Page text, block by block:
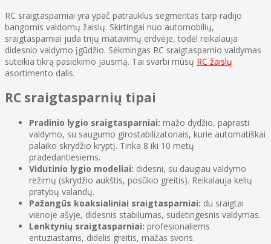
RC sraigtasparniai yra ypač patrauklus segmentas tarp radijo
bangomis valdomų žaislų. Skirtingai nuo automobilių,
sraigtasparniai juda trijų matavimų erdvėje, todėl reikalauja
didesnio valdymo įgūdžio. Sėkmingas RC sraigtasparnio valdymas
suteikia tikrą pasiekimo jausmą. Tai svarbi mūsų RC žaislų
asortimento dalis.
RC sraigtasparnių tipai
Pradinio lygio sraigtasparniai: mažo dydžio, paprasti
valdymo, su saugumo girostabilizatoriais, kurie automatiškai
palaiko skrydžio kryptį. Tinka 8 iki 10 metų
pradedantiesiems.
Vidutinio lygio modeliai: didesni, su daugiau valdymo
režimų (skrydžio aukštis, posūkio greitis). Reikalauja kelių
pratybų valandų.
Pažangūs koaksialiniai sraigtasparniai: du sraigtai
vienoje ašyje, didesnis stabilumas, sudėtingesnis valdymas.
Lenktynių sraigtasparniai: profesionaliems
entuziastams, didelis greitis, mažas svoris.